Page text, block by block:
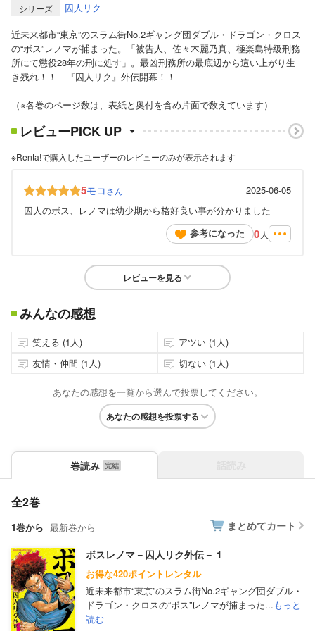
シリーズ
囚人リク
近未来都市“東京”のスラム街No.2ギャング団ダブル・ドラゴン・クロス
の“ボス”レノマが捕まった。「被告人、佐々木麗乃真、極楽島特級刑務
所にて懲役28年の刑に処す」。最凶刑務所の最底辺から這い上がり生
き残れ！！ 『囚人リク』外伝開幕！！
（※各巻のページ数は、表紙と奥付を含め片面で数えています）
レビューPICK UP
※Renta!で購入したユーザーのレビューのみが表示されます
5モコさん
2025-06-05
囚人のボス、レノマは幼少期から格好良い事が分かりました
参考になった
0 人
レビューを見る
みんなの感想
笑える (1人)
アツい (1人)
友情・仲間 (1人)
切ない (1人)
あなたの感想を一覧から選んで投票してください。
あなたの感想を投票する
巻読み
全2巻
1巻から 最新巻から まとめてカート
ボスレノマ－囚人リク外伝－ 1
お得な420ポイントレンタル
近未来都市“東京”のスラム街No.2ギャング団ダブル・
ドラゴン・クロスの“ボス”レノマが捕まった...もっと
読む